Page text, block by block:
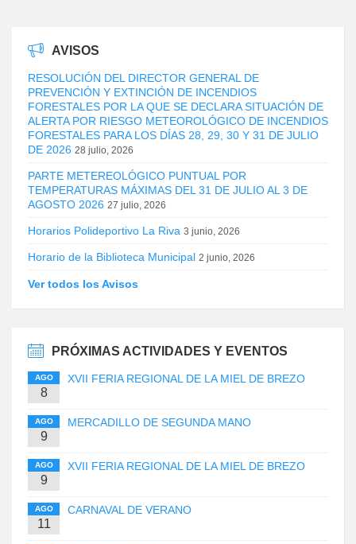
AVISOS
RESOLUCIÓN DEL DIRECTOR GENERAL DE
PREVENCIÓN Y EXTINCIÓN DE INCENDIOS
FORESTALES POR LA QUE SE DECLARA SITUACIÓN DE
ALERTA POR RIESGO METEOROLÓGICO DE INCENDIOS
FORESTALES PARA LOS DÍAS 28, 29, 30 Y 31 DE JULIO
DE 2026 28 julio, 2026
PARTE METEREOLÓGICO PUNTUAL POR
TEMPERATURAS MÁXIMAS DEL 31 DE JULIO AL 3 DE
AGOSTO 2026 27 julio, 2026
Horarios Polideportivo La Riva 3 junio, 2026
Horario de la Biblioteca Municipal 2 junio, 2026
Ver todos los Avisos
PRÓXIMAS ACTIVIDADES Y EVENTOS
AGO
8
XVII FERIA REGIONAL DE LA MIEL DE BREZO
AGO
9
MERCADILLO DE SEGUNDA MANO
AGO
9
XVII FERIA REGIONAL DE LA MIEL DE BREZO
AGO
11
CARNAVAL DE VERANO